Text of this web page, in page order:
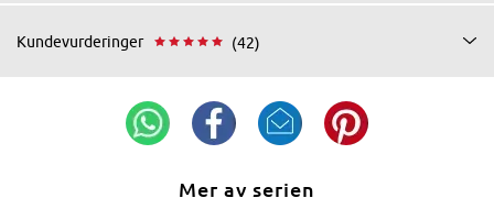
Kundevurderinger (42)
Mer av serien